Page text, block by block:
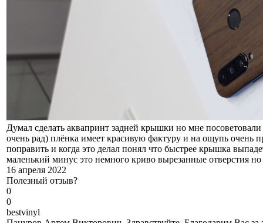
Думал сделать аквапринт задней крышки но мне
очень рад) плёнка имеет красивую фактуру и на ощупь очень
поправить и когда это делал понял что быстрее крышка
маленький минус это немного криво вырезанные отверстия
16 апреля 2022
Полезный отзыв?
0
0
bestvinyl